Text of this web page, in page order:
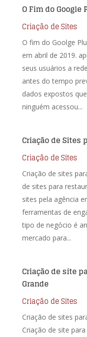
O Fim do Google
Criação de Sites
O fim do Goolge
em abril de 2019.
seus usuários a
antes do tempo
dados expostos
ninguém acessou...
Criação de Sites
Criação de Sites
Criação de sites
de sites para
sites pela agência
ferramentas de
tipo de negócio é
mercado para...
Criação de site
Grande
Criação de Sites
Criação de sites
Criação de site